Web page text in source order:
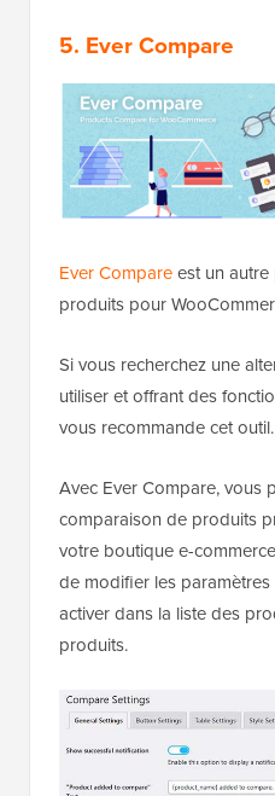
5. Ever Compare
Ever Compareest un
produits pour
Si vous recherchez une
utiliser et offrant des
vous recommande cet outil.
Avec Ever Compare, vous
comparaison de produits
votre boutique e-
de modifier les
activer dans la liste des
produits.